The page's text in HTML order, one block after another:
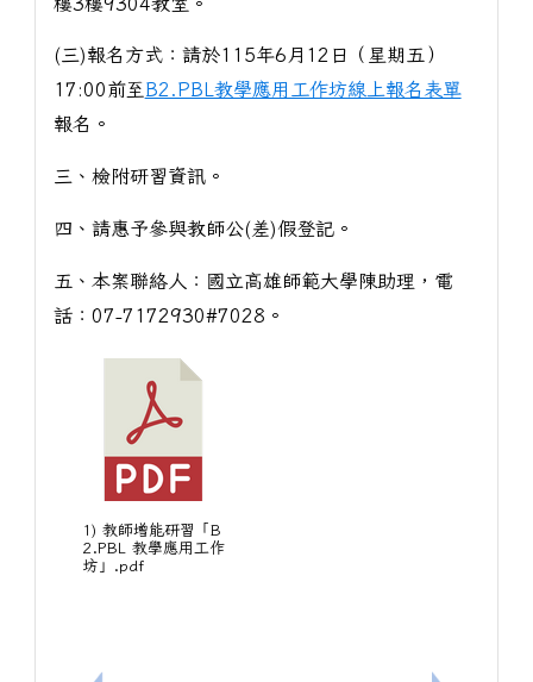
(三)報名方式：請於115年6月12日（星期五）
17:00前至B2.PBL教學應用工作坊線上報名表單
報名。
三、檢附研習資訊。
四、請惠予參與教師公(差)假登記。
五、本案聯絡人：國立高雄師範大學陳助理，電
話：07-7172930#7028。
1) 教師增能研習「B
2.PBL 教學應用工作
坊」.pdf